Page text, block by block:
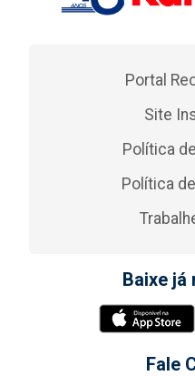
Portal
Site
Política
Política
Baixe já
Fale